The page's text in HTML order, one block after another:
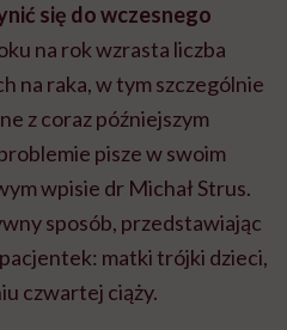
się do wczesnego
na rok wzrasta liczba
na raka, w tym szczególnie
z coraz późniejszym
pisze w swoim
wpisie dr Michał Strus.
sposób, przedstawiając
matki trójki dzieci,
czwartej ciąży.